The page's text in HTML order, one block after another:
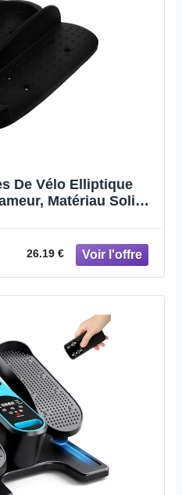
De Vélo Elliptique
Matériau Solide,
Simple Et
26.19 €